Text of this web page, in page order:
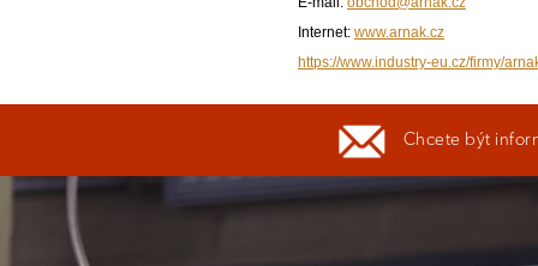
Internet: www.arnak.cz
https://www.industry-eu.cz/firmy/
Chcete být